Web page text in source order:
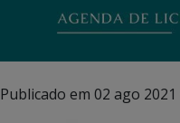
Publicado em 02 ago 2021